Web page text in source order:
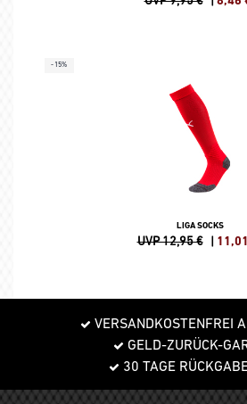
-15%
LIGA SOCKS
UVP 12,95 € | 11,01
VERSANDKOSTENFREI
GELD-ZURÜCK-
30 TAGE